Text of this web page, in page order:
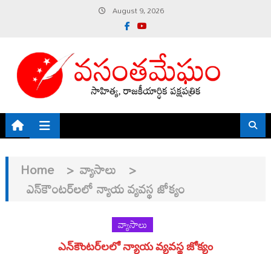
content
August 9, 2026
Home > వ్యాసాలు >
ఎన్‌కౌంటర్‌లలో న్యాయ వ్యవస్థ జోక్యం
వ్యాసాలు
ఎన్‌కౌంటర్‌లలో న్యాయ వ్యవస్థ జోక్యం